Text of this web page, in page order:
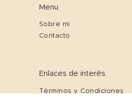
Menu
Sobre mi
Contacto
Enlaces de interés
Términos y Condiciones